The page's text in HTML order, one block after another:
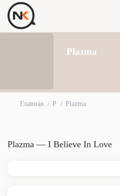
Plazma
Главная P Plazma
Plazma — I Believe In Love